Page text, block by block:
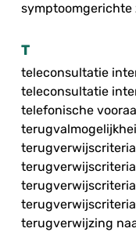
symptoomgerichte
T
teleconsultatie
teleconsultatie
telefonische
terugverwijscriteria
terugverwijscriteria
terugverwijzing